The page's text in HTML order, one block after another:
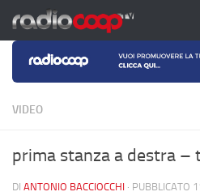
Salta al contenuto
VIDEO
prima stanza a destra –
DI ANTONIO BACCIOCCHI · PUBBLICATO